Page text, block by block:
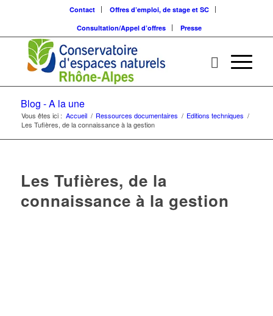
Contact
Offres d’emploi, de stage et SC
Consultation/Appel d’offres
Presse
Blog - A la une
Vous êtes ici : Accueil / Ressources documentaires / Editions techniques /
Les Tufières, de la connaissance à la gestion
Les Tufières, de la
connaissance à la gestion